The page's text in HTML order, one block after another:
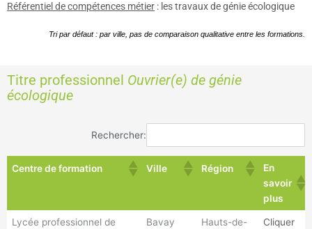
Référentiel de compétences métier : les travaux de génie écologique
Tri par défaut : par ville, pas de comparaison qualitative entre les formations.
Titre professionnel Ouvrier(e) de génie
écologique
Rechercher:
Centre de formation Ville Région
En
savoir
plus
Lycée professionnel de
Bavay
Hauts-de-
Cliquer